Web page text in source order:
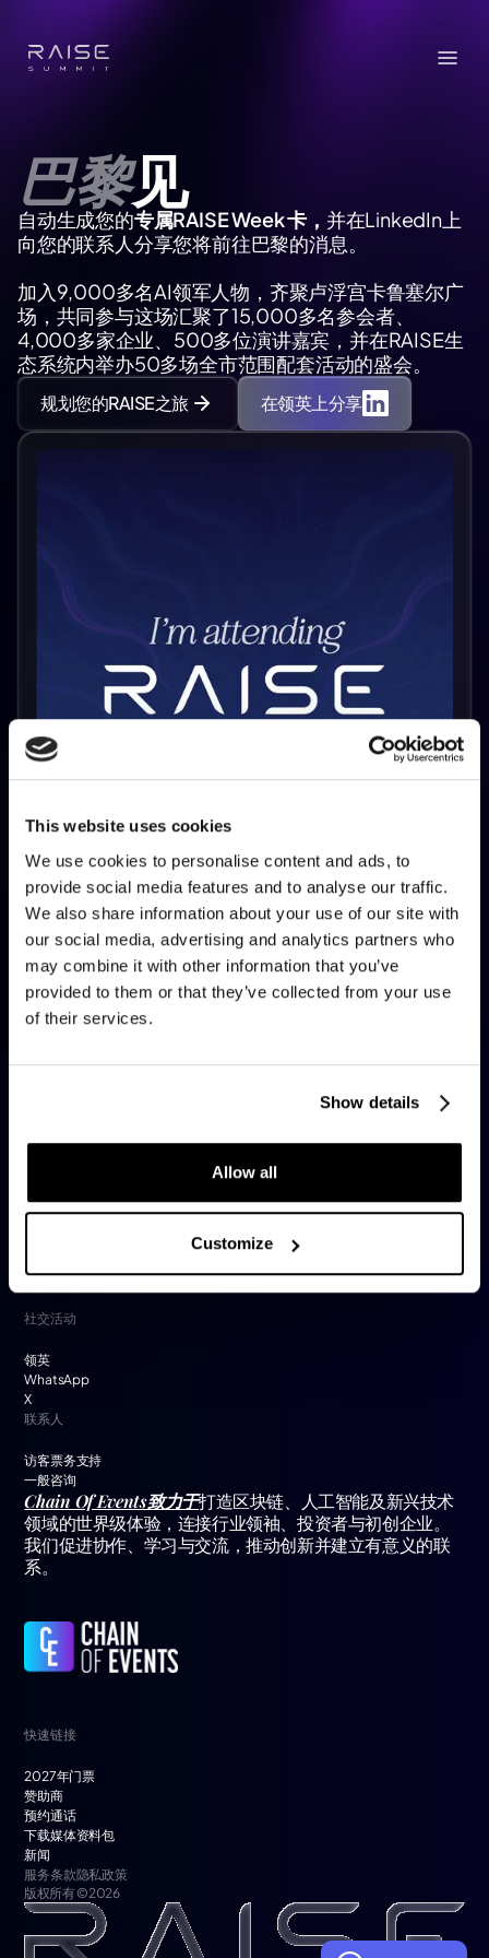
This website uses cookies
We use cookies to personalise content and ads, to
provide social media features and to analyse our traffic.
We also share information about your use of our site with
our social media, advertising and analytics partners who
may combine it with other information that you’ve
provided to them or that they’ve collected from your use
of their services.
Show details
Allow all
Customize
巴黎见
自动生成您的专属RAISE Week 卡， 并在LinkedIn上
向您的联系人分享您将前往巴黎的消息。
加入9,000多名AI领军人物，齐聚卢浮宫卡鲁塞尔广
场，共同参与这场汇聚了15,000多名参会者、
4,000多家企业、500多位演讲嘉宾，并在RAISE生
态系统内举办50多场全市范围配套活动的盛会。
规划您的RAISE之旅 在领英上分享
卢浮宫旋转木马展厅巴黎
订阅获取独家见解和活动更新。
社交活动
领英
WhatsApp
X
联系人
访客票务支持
一般咨询
Chain Of Events致力于打造区块链、人工智能及新兴技术
领域的世界级体验，连接行业领袖、投资者与初创企业。
我们促进协作、学习与交流，推动创新并建立有意义的联
系。
快速链接
2027年门票
赞助商
预约通话
下载媒体资料包
新闻
服务条款隐私政策
版权所有 © 2026